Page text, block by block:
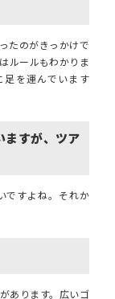
たのがきっかけで
ルールもわかりま
足を運んでいます
ますが、ツア
ですよね。それか
あります。広いゴ